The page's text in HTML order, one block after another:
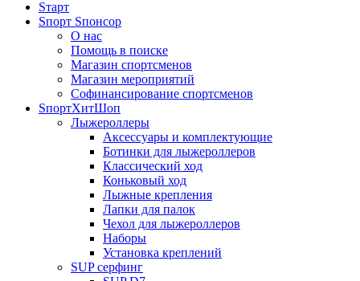
Sтарт
Sпорт Sпонсор
О нас
Помощь в поиске
Магазин спортсменов
Магазин мероприятий
Софинансирование спортсменов
SпортХитШоп
Лыжероллеры
Аксессуары и комплектующие
Ботинки для лыжероллеров
Классический ход
Коньковый ход
Лыжные крепления
Лапки для палок
Чехол для лыжероллеров
Наборы
Установка креплений
SUP серфинг